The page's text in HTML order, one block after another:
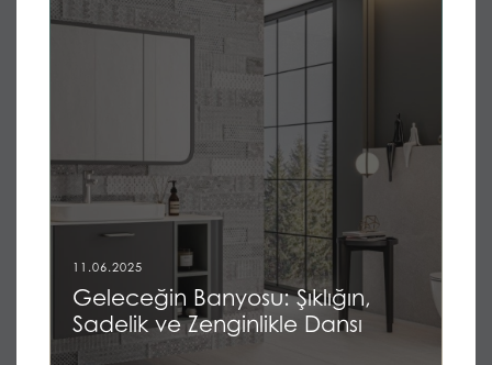
11.06.2025
Geleceğin Banyosu: Şıklığın,
Sadelik ve Zenginlikle Dansı